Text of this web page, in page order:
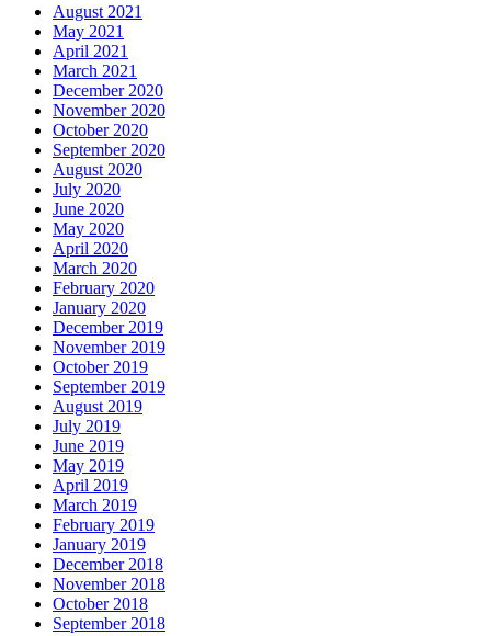
August 2021
May 2021
April 2021
March 2021
December 2020
November 2020
October 2020
September 2020
August 2020
July 2020
June 2020
May 2020
April 2020
March 2020
February 2020
January 2020
December 2019
November 2019
October 2019
September 2019
August 2019
July 2019
June 2019
May 2019
April 2019
March 2019
February 2019
January 2019
December 2018
November 2018
October 2018
September 2018